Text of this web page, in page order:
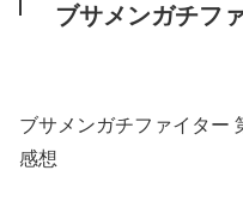
ブサメンガチフ
ブサメンガチファイター
感想